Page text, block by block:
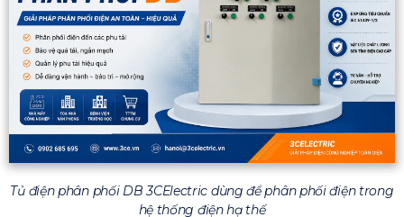
Tủ điện phân phối DB 3CElectric dùng để phân phối điện trong
hệ thống điện hạ thế